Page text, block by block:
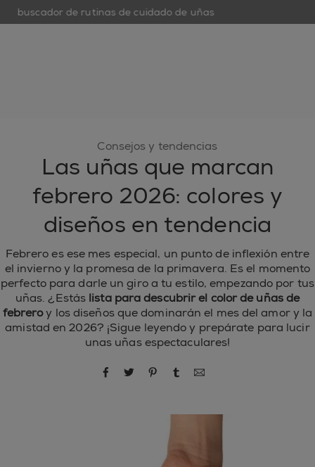
buscador de rutinas de cuidado de uñas
Consejos y tendencias
Las uñas que marcan
febrero 2026: colores y
diseños en tendencia
Febrero es ese mes especial, un punto de inflexión entre
el invierno y la promesa de la primavera. Es el momento
perfecto para darle un giro a tu estilo, empezando por tus
uñas. ¿Estás lista para descubrir el color de uñas de
febreroy los diseños que dominarán el mes del amor y la
amistad en 2026? ¡Sigue leyendo y prepárate para lucir
unas uñas espectaculares!
compartir por Facebook
compartir por Twitter
compartir por Pinterest
compartir por Tumblr
compartir por